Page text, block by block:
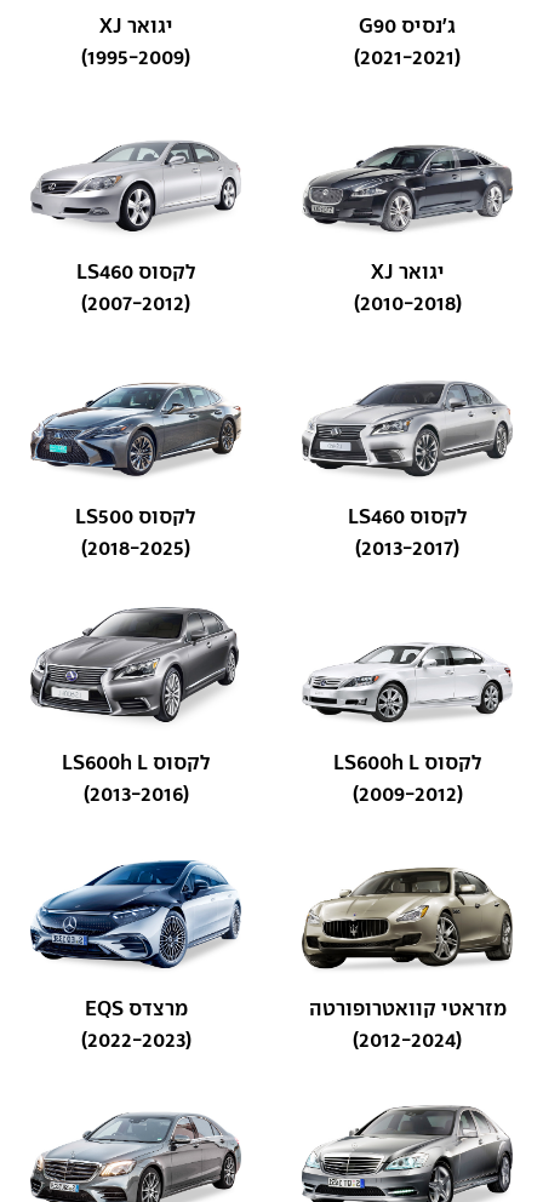
ג'נסיס G90
(2021-2021)
יגואר XJ
(1995-2009)
יגואר XJ
(2010-2018)
לקסוס LS460
(2007-2012)
לקסוס LS460
(2013-2017)
לקסוס LS500
(2018-2025)
לקסוס LS600h L
(2009-2012)
לקסוס LS600h L
(2013-2016)
מזראטי קוואטרופורטה
(2012-2024)
מרצדס EQS
(2022-2023)